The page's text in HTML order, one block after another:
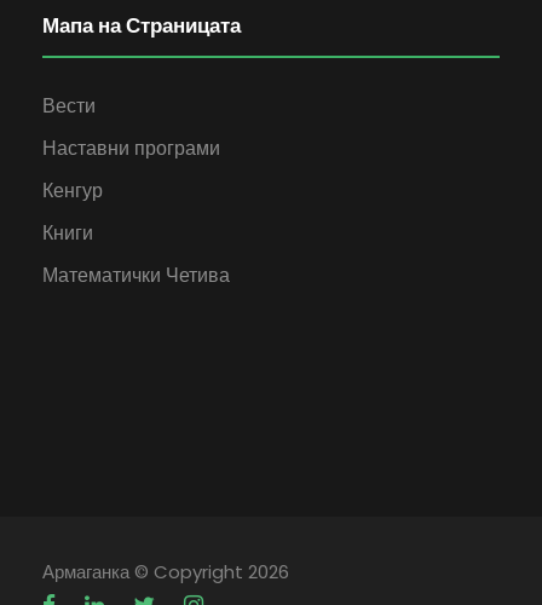
Мапа на Страницата
Вести
Наставни програми
Кенгур
Книги
Математички Четива
Армаганка© Copyright 2026